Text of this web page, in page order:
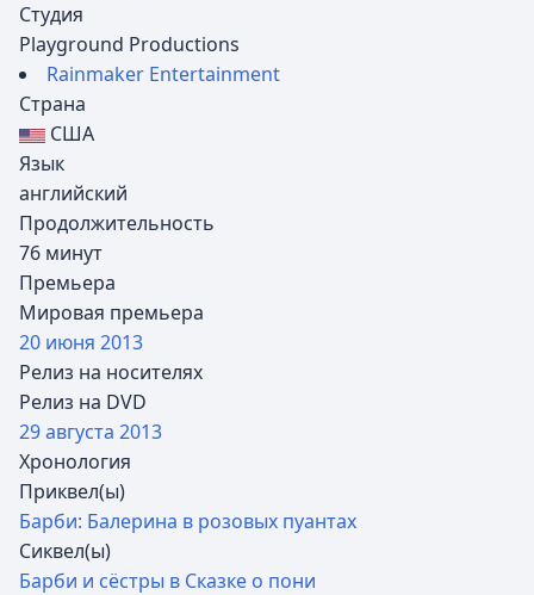
Студия
Playground Productions
Rainmaker Entertainment
Страна
США
Язык
английский
Продолжительность
76 минут
Премьера
Мировая премьера
20 июня 2013
Релиз на носителях
Релиз на DVD
29 августа 2013
Хронология
Приквел(ы)
Барби: Балерина в розовых пуантах
Сиквел(ы)
Барби и сёстры в Сказке о пони